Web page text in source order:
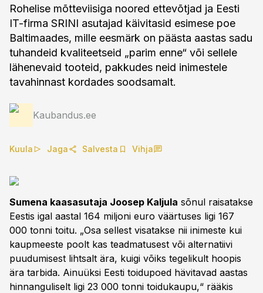
Rohelise mõtteviisiga noored ettevõtjad ja Eesti
IT-firma SRINI asutajad käivitasid esimese poe
Baltimaades, mille eesmärk on päästa aastas sadu
tuhandeid kvaliteetseid „parim enne“ või sellele
lähenevaid tooteid, pakkudes neid inimestele
tavahinnast kordades soodsamalt.
Kaubandus.ee
Kuula Jaga Salvesta Vihja
Sumena kaasasutaja Joosep Kaljula sõnul raisatakse
Eestis igal aastal 164 miljoni euro väärtuses ligi 167
000 tonni toitu. „Osa sellest visatakse nii inimeste kui
kaupmeeste poolt kas teadmatusest või alternatiivi
puudumisest lihtsalt ära, kuigi võiks tegelikult hoopis
ära tarbida. Ainuüksi Eesti toidupoed hävitavad aastas
hinnanguliselt ligi 23 000 tonni toidukaupu,“ rääkis